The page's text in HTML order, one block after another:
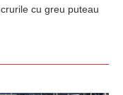
cu greu puteau